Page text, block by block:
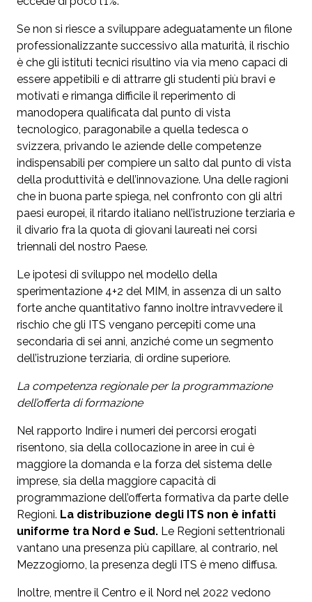
Se non si riesce a sviluppare adeguatamente un filone
professionalizzante successivo alla maturità, il rischio
è che gli istituti tecnici risultino via via meno capaci di
essere appetibili e di attrarre gli studenti più bravi e
motivati e rimanga difficile il reperimento di
manodopera qualificata dal punto di vista
tecnologico, paragonabile a quella tedesca o
svizzera, privando le aziende delle competenze
indispensabili per compiere un salto dal punto di vista
della produttività e dell’innovazione. Una delle ragioni
che in buona parte spiega, nel confronto con gli altri
paesi europei, il ritardo italiano nell’istruzione terziaria e
il divario fra la quota di giovani laureati nei corsi
triennali del nostro Paese.
Le ipotesi di sviluppo nel modello della
sperimentazione 4+2 del MIM, in assenza di un salto
forte anche quantitativo fanno inoltre intravvedere il
rischio che gli ITS vengano percepiti come una
secondaria di sei anni, anziché come un segmento
dell’istruzione terziaria, di ordine superiore.
La competenza regionale per la programmazione
dell’offerta di formazione
Nel rapporto Indire i numeri dei percorsi erogati
risentono, sia della collocazione in aree in cui è
maggiore la domanda e la forza del sistema delle
imprese, sia della maggiore capacità di
programmazione dell’offerta formativa da parte delle
Regioni. La distribuzione degli ITS non è infatti
uniforme tra Nord e Sud. Le Regioni settentrionali
vantano una presenza più capillare, al contrario, nel
Mezzogiorno, la presenza degli ITS è meno diffusa.
Inoltre, mentre il Centro e il Nord nel 2022 vedono